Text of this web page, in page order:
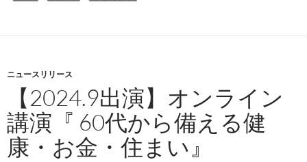
ニュースリリース
【2024.9出演】オンライン
講演『 60代から備える健
康・お金・住まい』